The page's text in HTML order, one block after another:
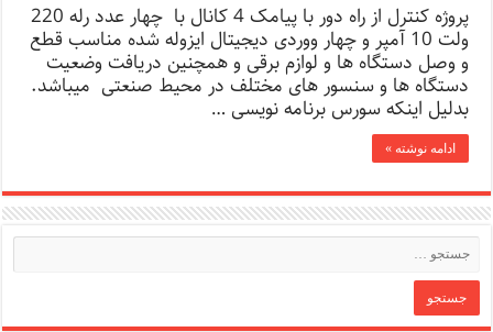
پروژه کنترل از راه دور با پیامک 4 کانال با چهار عدد رله 220
ولت 10 آمپر و چهار ووردی دیجیتال ایزوله شده مناسب قطع
و وصل دستگاه ها و لوازم برقی و همچنین دریافت وضعیت
دستگاه ها و سنسور های مختلف در محیط صنعتی میباشد.
بدلیل اینکه سورس برنامه نویسی …
ادامه نوشته »